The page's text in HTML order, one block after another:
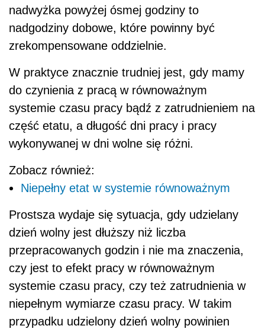
nadwyżka powyżej ósmej godziny to
nadgodziny dobowe, które powinny być
zrekompensowane oddzielnie.
W praktyce znacznie trudniej jest, gdy mamy
do czynienia z pracą w równoważnym
systemie czasu pracy bądź z zatrudnieniem na
część etatu, a długość dni pracy i pracy
wykonywanej w dni wolne się różni.
Zobacz również:
Niepełny etat w systemie równoważnym
Prostsza wydaje się sytuacja, gdy udzielany
dzień wolny jest dłuższy niż liczba
przepracowanych godzin i nie ma znaczenia,
czy jest to efekt pracy w równoważnym
systemie czasu pracy, czy też zatrudnienia w
niepełnym wymiarze czasu pracy. W takim
przypadku udzielony dzień wolny powinien